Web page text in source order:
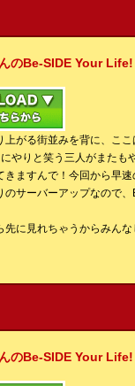
のBe-SIDE Your
上がる街並みを背に、こ
やりと笑う三人がまた
ますんで！今回から早速
サーバーアップなので
先に見れちゃうからみん
のBe-SIDE Your